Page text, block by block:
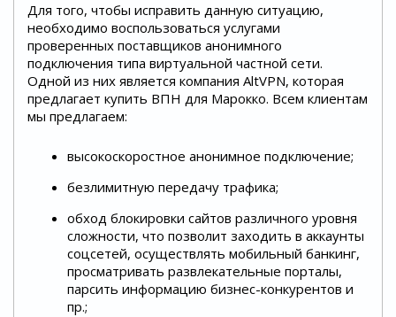
Для того, чтобы исправить данную ситуацию,
необходимо воспользоваться услугами
проверенных поставщиков анонимного
подключения типа виртуальной частной сети.
Одной из них является компания AltVPN, которая
предлагает купить ВПН для Марокко. Всем клиентам
мы предлагаем:
высокоскоростное анонимное подключение;
безлимитную передачу трафика;
обход блокировки сайтов различного уровня
сложности, что позволит заходить в аккаунты
соцсетей, осуществлять мобильный банкинг,
просматривать развлекательные порталы,
парсить информацию бизнес-конкурентов и
пр.;